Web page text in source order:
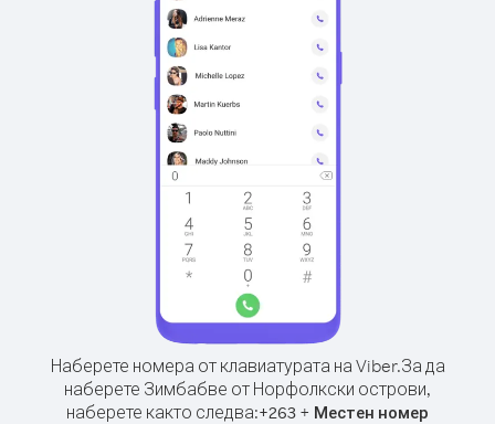
Наберете номера от клавиатурата на Viber.За да
наберете Зимбабве от Норфолкски острови,
наберете както следва:+263 + Местен номер